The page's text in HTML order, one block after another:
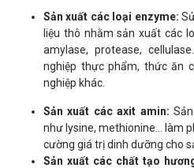
Sản xuất các loại enzyme:
liệu thô nhằm sản xuất các
amylase, protease,
nghiệp thực phẩm, thức ăn
nghiệp khác.
Sản xuất các axit amin:
như lysine, methionine... làm
cường giá trị dinh dưỡng cho
Sản xuất các chất tạo